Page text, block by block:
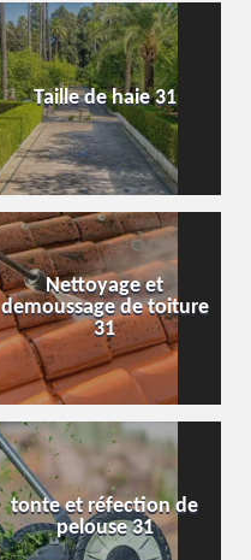
Taille de haie 31
Nettoyage et
demoussage de toiture
31
tonte et réfection de
pelouse 31